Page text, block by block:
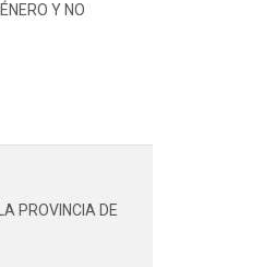
Y NO
PROVINCIA DE